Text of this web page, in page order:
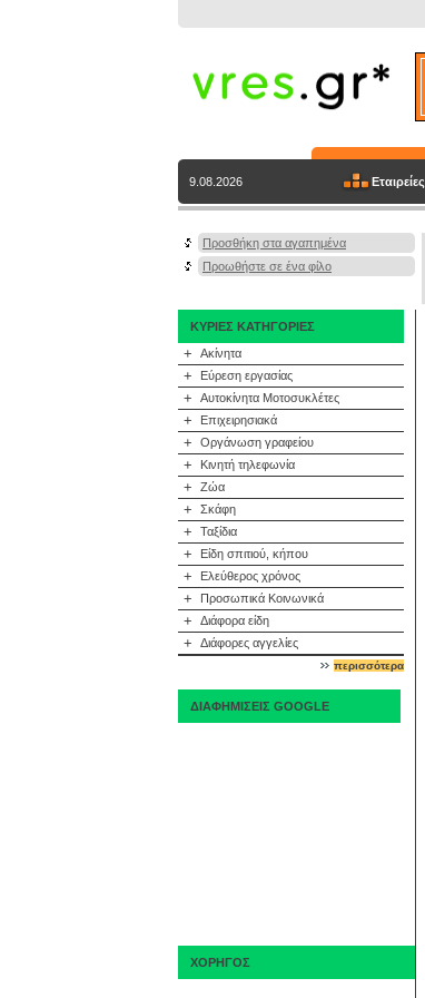
9.08.2026 Εταιρείες
Προσθήκη στα αγαπημένα
Προωθήστε σε ένα φίλο
ΚΥΡΙΕΣ ΚΑΤΗΓΟΡΙΕΣ
+ Ακίνητα
+ Εύρεση εργασίας
+ Αυτοκίνητα Μοτοσυκλέτες
+ Επιχειρησιακά
+ Οργάνωση γραφείου
+ Κινητή τηλεφωνία
+ Ζώα
+ Σκάφη
+ Ταξίδια
+ Είδη σπιτιού, κήπου
+ Ελεύθερος χρόνος
+ Προσωπικά Κοινωνικά
+ Διάφορα είδη
+ Διάφορες αγγελίες
περισσότερα
ΔΙΑΦΗΜΙΣΕΙΣ GOOGLE
ΧΟΡΗΓΟΣ